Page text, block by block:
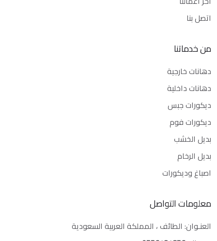
اتصل بنا
من خدماتنا
دهانات خارجية
دهانات داخلية
ديكورات جبس
ديكورات فوم
بديل الخشب
بديل الرخام
اصباغ وديكورات
معلومات التواصل
العنـوان: الطائف ، المملكة العربية السعودية